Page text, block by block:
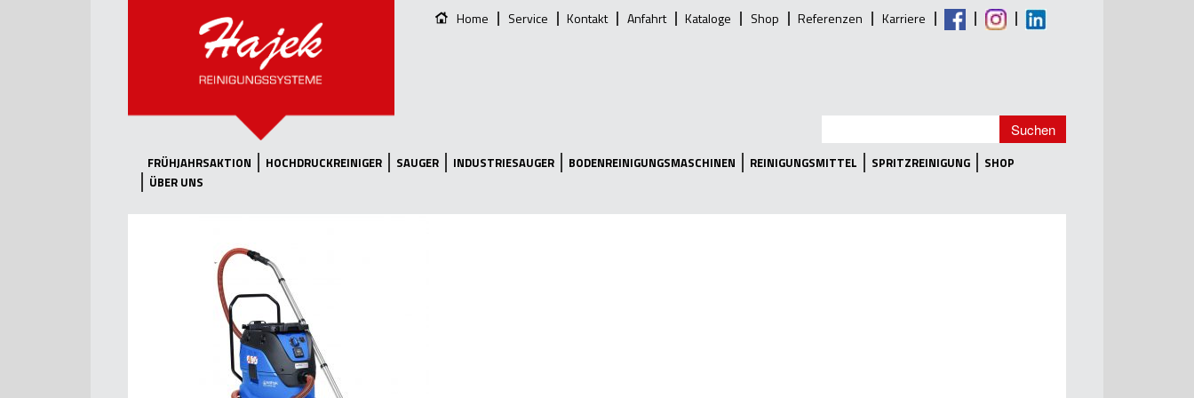
Home Service Kontakt Anfahrt Kataloge Shop Referenzen Karriere
FRÜHJAHRSAKTION HOCHDRUCKREINIGER SAUGER INDUSTRIESAUGER BODENREINIGUNGSMASCHINEN REINIGUNGSMITTEL SPRITZREINIGUNG
SHOP
ÜBER UNS